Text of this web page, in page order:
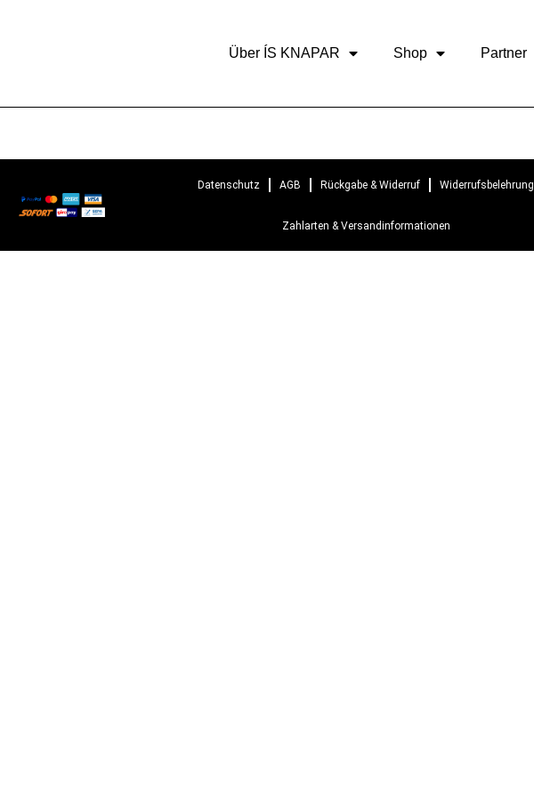
Über ÍS KNAPAR Shop Partner
Datenschutz AGB Rückgabe & Widerruf Widerrufsbelehrung
Zahlarten & Versandinformationen